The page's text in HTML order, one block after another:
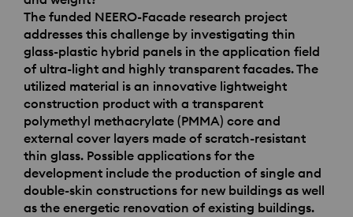
The funded NEERO-Facade research project
addresses this challenge by investigating thin
glass-plastic hybrid panels in the application field
of ultra-light and highly transparent facades. The
utilized material is an innovative lightweight
construction product with a transparent
polymethyl methacrylate (PMMA) core and
external cover layers made of scratch-resistant
thin glass. Possible applications for the
development include the production of single and
double-skin constructions for new buildings as well
as the energetic renovation of existing buildings.